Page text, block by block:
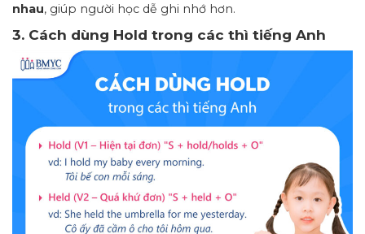
nhau, giúp người học dễ ghi nhớ hơn.
3. Cách dùng Hold trong các thì tiếng Anh